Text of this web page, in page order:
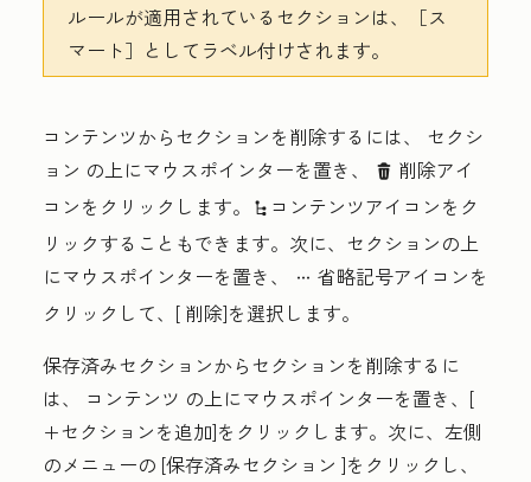
ルールが適用されているセクションは、［ス
マート］ としてラベル付けされます。
コンテンツからセクションを削除するには、 セクシ
ョン の上にマウスポインターを置き、 delete 削除アイ
コンをクリックします。 siteTreeIcon コンテンツアイコンをク
リックすることもできます。 次に、セクションの上
にマウスポインターを置き、
ellipsesIcon 省略記号アイコンを
クリックして、[ 削除]を選択します。
保存済みセクションからセクションを削除するに
は、 コンテンツ の上にマウスポインターを置き、[
+セクションを追加]をクリックします。次に、左側
のメニューの [保存済みセクション ]をクリックし、